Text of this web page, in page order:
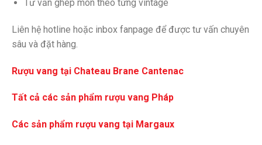
Tư vấn ghép món theo từng vintage
Liên hệ hotline hoặc inbox fanpage để được tư vấn chuyên
sâu và đặt hàng.
Rượu vang tại Chateau Brane Cantenac
Tất cả các sản phẩm rượu vang Pháp
Các sản phẩm rượu vang tại Margaux